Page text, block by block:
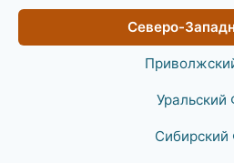
Северо-
Уральский